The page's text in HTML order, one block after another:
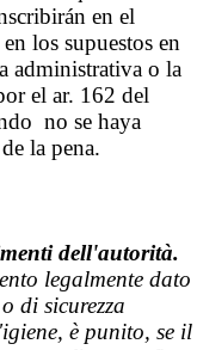
en el
los supuestos en
administrativa o la
el ar. 162 del
no se haya
la pena.
dell'autorità.
legalmente dato
di sicurezza
è punito, se il